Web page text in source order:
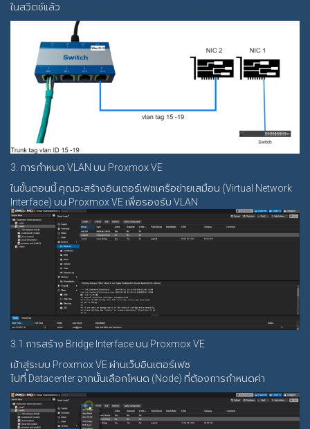
ในสวิตช์แล้ว
3. การกำหนด VLAN บน Proxmox VE
ในขั้นตอนนี้ คุณจะสร้างอินเตอร์เฟซเครือข่ายเสมือน (Virtual Network
Interface) บน Proxmox VE เพื่อรองรับ VLAN
3.1 การสร้าง Bridge Interface บน Proxmox VE
เข้าสู่ระบบ Proxmox VE ผ่านเว็บอินเตอร์เฟซ
ไปที่ Datacenter จากนั้นเลือกโหนด (Node) ที่ต้องการกำหนดค่า